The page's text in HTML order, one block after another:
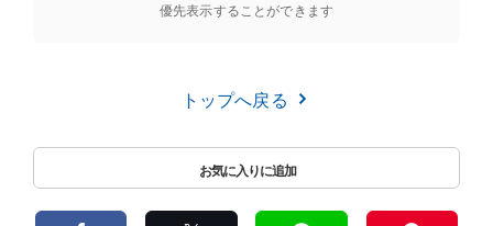
優先表示することができます
トップへ戻る